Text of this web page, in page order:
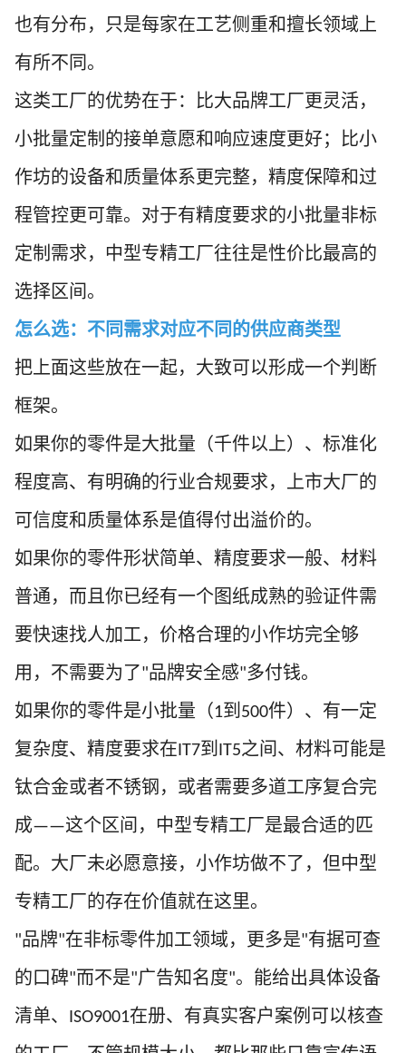
也有分布，只是每家在工艺侧重和擅长领域上
有所不同。
这类工厂的优势在于：比大品牌工厂更灵活，
小批量定制的接单意愿和响应速度更好；比小
作坊的设备和质量体系更完整，精度保障和过
程管控更可靠。对于有精度要求的小批量非标
定制需求，中型专精工厂往往是性价比最高的
选择区间。
怎么选：不同需求对应不同的供应商类型
把上面这些放在一起，大致可以形成一个判断
框架。
如果你的零件是大批量（千件以上）、标准化
程度高、有明确的行业合规要求，上市大厂的
可信度和质量体系是值得付出溢价的。
如果你的零件形状简单、精度要求一般、材料
普通，而且你已经有一个图纸成熟的验证件需
要快速找人加工，价格合理的小作坊完全够
用，不需要为了"品牌安全感"多付钱。
如果你的零件是小批量（ 1到 500件）、有一定
复杂度、精度要求在IT7到 IT5之间、材料可能是
钛合金或者不锈钢，或者需要多道工序复合完
成——这个区间，中型专精工厂是最合适的匹
配。大厂未必愿意接，小作坊做不了，但中型
专精工厂的存在价值就在这里。
"品牌"在非标零件加工领域，更多是"有据可查
的口碑"而不是"广告知名度"。能给出具体设备
清单、 ISO9001在册、有真实客户案例可以核查